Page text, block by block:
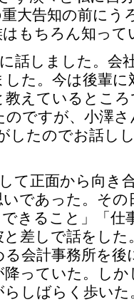
大告知の前にう
もちろん知って
話しました。会
た。今は後輩
えているとこ
ですが、小澤さ
したのでお話し
て正面から向き
であった。その
きること」「仕
差しで話をした
会計事務所を後
っていた。し
しばらく歩いた